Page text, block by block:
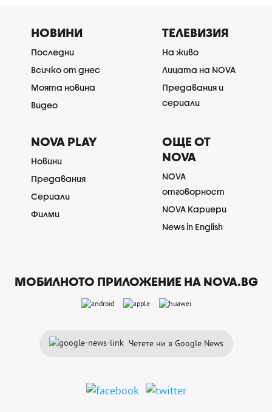
НОВИНИ
Последни
Всичко от днес
Моята новина
Видео
ТЕЛЕВИЗИЯ
На живо
Лицата на NOVA
Предавания и
сериали
NOVA PLAY
Новини
Предавания
Сериали
Филми
ОЩЕ ОТ
NOVA
NOVA
отговорност
NOVA Кариери
News in English
МОБИЛНОТО ПРИЛОЖЕНИЕ НА NOVA.BG
Четете ни в Google News